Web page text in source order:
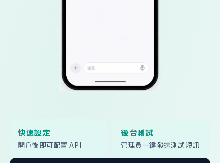
快速設定
開戶後即可配置 API
後台測試
管理員一鍵發送測試短訊